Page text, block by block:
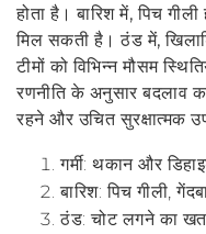
होता है। बारिश में, पिच
मिल सकती है। ठंड में,
टीमों को विभिन्न मौसम
रणनीति के अनुसार बदलाव
रहने और उचित सुरक्षात्मक
गर्मी: थकान और
बारिश: पिच गीली,
ठंड: चोट लगने का